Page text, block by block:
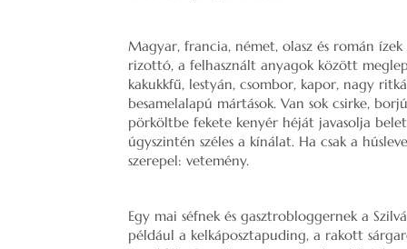
Magyar, francia, német, olasz és román
rizottó, a felhasznált anyagok között
kakukkfű, lestyán, csombor, kapor, nagy
besamelalapú mártások. Van sok csirke,
pörköltbe fekete kenyér héját javasolja
úgyszintén széles a kínálat. Ha csak a
szerepel: vetemény.
Egy mai séfnek és gasztrobloggernek a
például a kelkáposztapuding, a rakott